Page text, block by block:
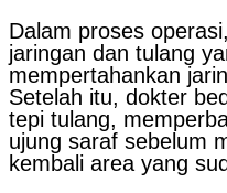
Dalam proses
jaringan dan tulang
mempertahankan
Setelah itu, dokter
tepi tulang,
ujung saraf sebelum
kembali area yang